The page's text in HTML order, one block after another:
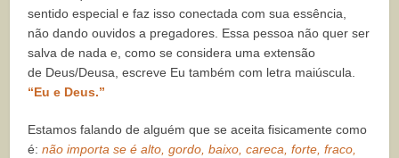
sentido especial e faz isso conectada com sua essência,
nãodando ouvidos a pregadores. Essa pessoa não quer ser
salva de nada e, como se considera uma extensão
de Deus/Deusa, escreve Eu também com letra maiúscula.
“Eu e Deus.”
Estamos falando de alguém que se aceita fisicamente como
é:não importa se é alto, gordo, baixo, careca, forte, fraco,